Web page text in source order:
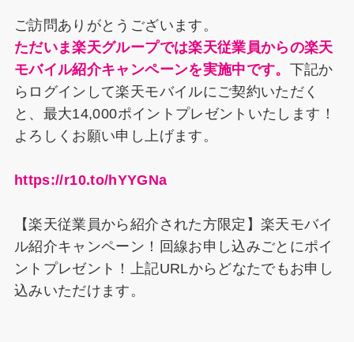
o
o
k
s
n
y
ご訪問ありがとうございます。
ただいま楽天グループでは楽天従業員からの楽天
モバイル紹介キャンペーンを実施中です。 下記か
らログインして楽天モバイルにご契約いただく
と、最大14,000ポイントプレゼントいたします！
よろしくお願い申し上げます。
https://r10.to/hYYGNa
【楽天従業員から紹介された方限定】楽天モバイ
ル紹介キャンペーン！回線お申し込みごとにポイ
ントプレゼント！上記URLからどなたでもお申し
込みいただけます。